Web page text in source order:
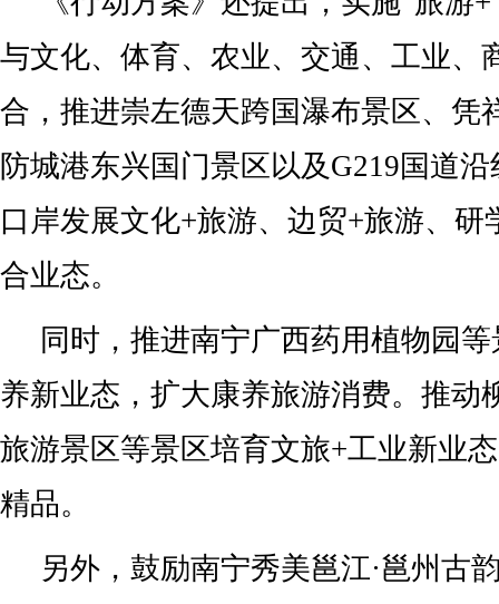
与文化、体育、农业、交通、工业、
合，推进崇左德天跨国瀑布景区、凭
防城港东兴国门景区以及G219国道
口岸发展文化+旅游、边贸+旅游、研
合业态。
同时，推进南宁广西药用植物园
养新业态，扩大康养旅游消费。推动
旅游景区等景区培育文旅+工业新业
精品。
另外，鼓励南宁秀美邕江·邕州古